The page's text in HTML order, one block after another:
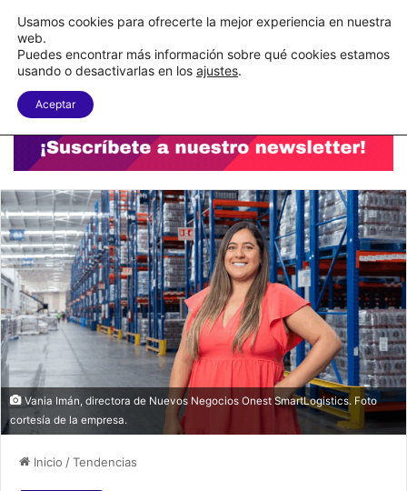
C&A México completa la implementación de su WMS en la nube
Menu
Vania Imán, directora de Nuevos Negocios Onest SmartLogistics. Foto
cortesía de la empresa.
Inicio /Tendencias
Usamos cookies para ofrecerte la mejor experiencia en nuestra
web.
Puedes encontrar más información sobre qué cookies estamos
usando o desactivarlas en los ajustes.
Aceptar